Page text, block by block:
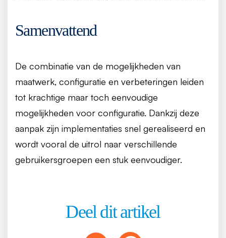
Samenvattend
De combinatie van de mogelijkheden van
maatwerk, configuratie en verbeteringen leiden
tot krachtige maar toch eenvoudige
mogelijkheden voor configuratie. Dankzij deze
aanpak zijn implementaties snel gerealiseerd en
wordt vooral de uitrol naar verschillende
gebruikersgroepen een stuk eenvoudiger.
Deel dit artikel